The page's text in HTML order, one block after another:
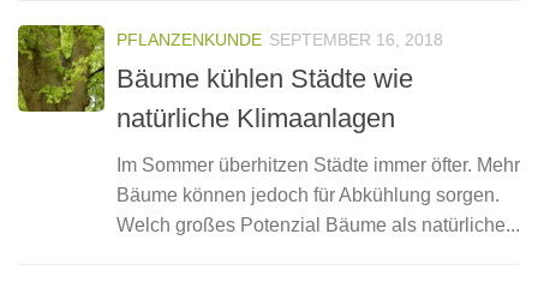
PFLANZENKUNDE SEPTEMBER 16, 2018
Bäume kühlen Städte wie
natürliche Klimaanlagen
Im Sommer überhitzen Städte immer öfter. Mehr
Bäume können jedoch für Abkühlung sorgen.
Welch großes Potenzial Bäume als natürliche...